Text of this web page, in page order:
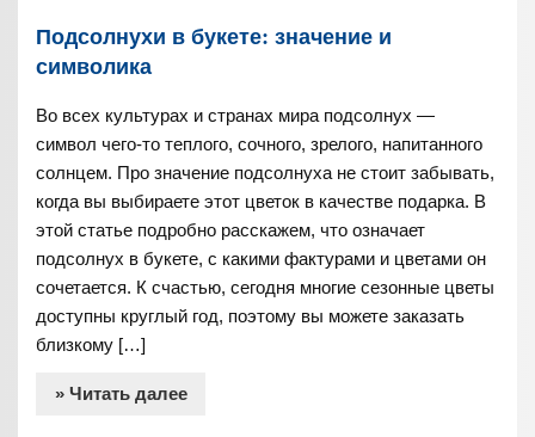
Подсолнухи в букете: значение и
символика
Во всех культурах и странах мира подсолнух —
символ чего-то теплого, сочного, зрелого, напитанного
солнцем. Про значение подсолнуха не стоит забывать,
когда вы выбираете этот цветок в качестве подарка. В
этой статье подробно расскажем, что означает
подсолнух в букете, с какими фактурами и цветами он
сочетается. К счастью, сегодня многие сезонные цветы
доступны круглый год, поэтому вы можете заказать
близкому […]
» Читать далее